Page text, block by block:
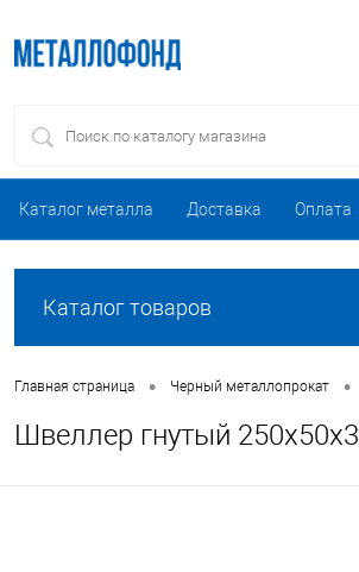
Каталог металла Доставка Оплата
Каталог товаров
Главная страница • Черный металлопрокат •
Швеллер гнутый 250х50х3